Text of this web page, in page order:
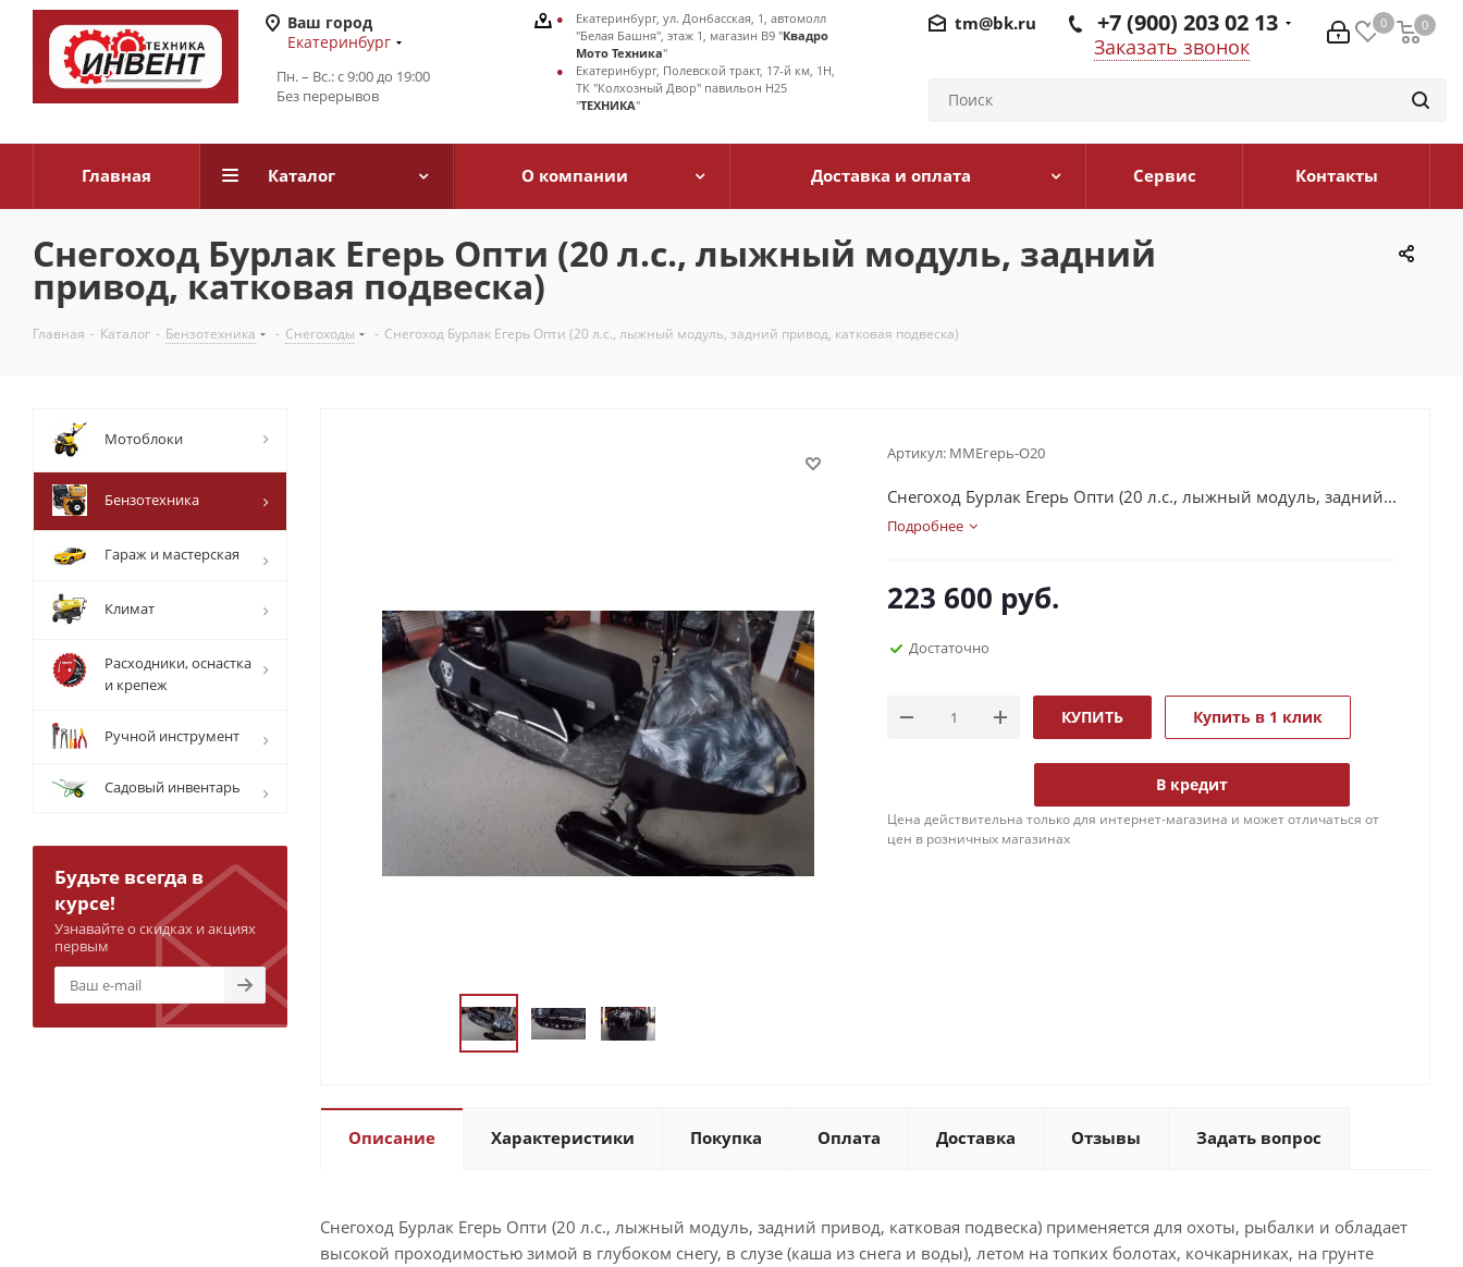
Ваш город
Екатеринбург
Пн. – Вс.: с 9:00 до 19:00
Без перерывов
0 0
0
+7 (900) 203 02 13
Заказать звонок
tm@bk.ru
Екатеринбург, ул. Донбасская, 1, автомолл
"Белая Башня", этаж 1, магазин В9 "Квадро
Мото Техника"
Екатеринбург, Полевской тракт, 17-й км, 1Н,
ТК "Колхозный Двор" павильон Н25
"ТЕХНИКА"
Главная Каталог О компании Доставка и оплата Сервис Контакты
Снегоход Бурлак Егерь Опти (20 л.с., лыжный модуль, задний
привод, катковая подвеска)
Главная - Каталог - Бензотехника - Снегоходы - Снегоход Бурлак Егерь Опти (20 л.с., лыжный модуль, задний привод, катковая подвеска)
Артикул: MMЕгерь-О20
Снегоход Бурлак Егерь Опти (20 л.с., лыжный модуль, задний...
Подробнее
223 600 руб.
Достаточно
КУПИТЬ Купить в 1 клик
В кредит
Цена действительна только для интернет-магазина и может отличаться от
цен в розничных магазинах
Описание Характеристики Покупка Оплата Доставка Отзывы Задать вопрос
Снегоход Бурлак Егерь Опти (20 л.с., лыжный модуль, задний привод, катковая подвеска) применяется для охоты, рыбалки и обладает
высокой проходимостью зимой в глубоком снегу, в слузе (каша из снега и воды), летом на топких болотах, кочкарниках, на грунте
Мотоблоки
Бензотехника
Гараж и мастерская
Климат
Расходники, оснастка
и крепеж
Ручной инструмент
Садовый инвентарь
Будьте всегда в
курсе!
Узнавайте о скидках и акциях
первым